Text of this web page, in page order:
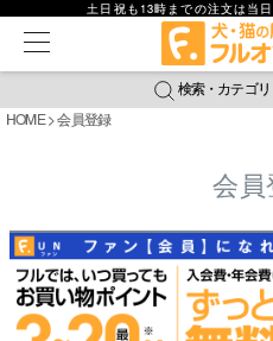
土日祝も13時までの注文は当
検索・カテゴ
腹巻
接触冷感 おそろコー
新作ア
返品・交換について
在庫なし商品を表示しない
商品番号
価格が安い順
価格が高い順
レビュー数順
検
HOME 会員登録
会